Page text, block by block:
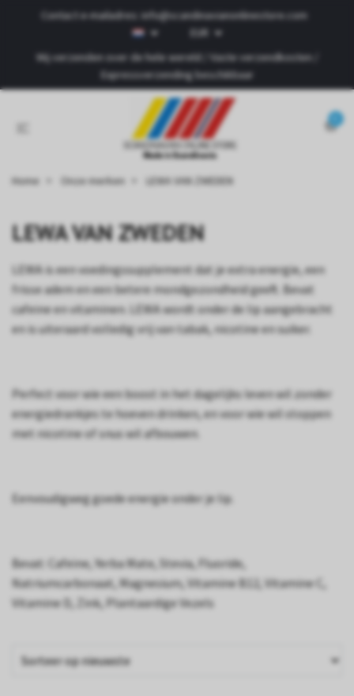
Contact e-mailadres: info@scandinavianonlinestore.com
EUR
Wij verzenden over de hele wereld / Vaste verzendkosten /
Expressverzending beschikbaar
Home Onze merken LEWA VAN ZWEDEN
LEWA VAN ZWEDEN
LEWA is een voedingssupplement dat je extra energie, een
frisse adem en een betere mondgezondheid geeft. Bevat
cafeïne en vitaminen. LEWA wordt onder de lip aangebracht
en is uiteraard volledig vrij van tabak, nicotine en suiker.
Perfect voor wie een boost in het dagelijks leven wil zonder
energiedrankjes te hoeven drinken, en voor wie wil stoppen
met nicotine of snus wil afbouwen.
Eenvoudigweg goede energie onder je lip.
Bevat: Cafeïne, Yerba Mate, Stevia, Fluoride,
Natriumcarbonaat, Magnesium, Vitamine B12, Vitamine C,
Vitamine D, Zink, Plantaardige Vezels